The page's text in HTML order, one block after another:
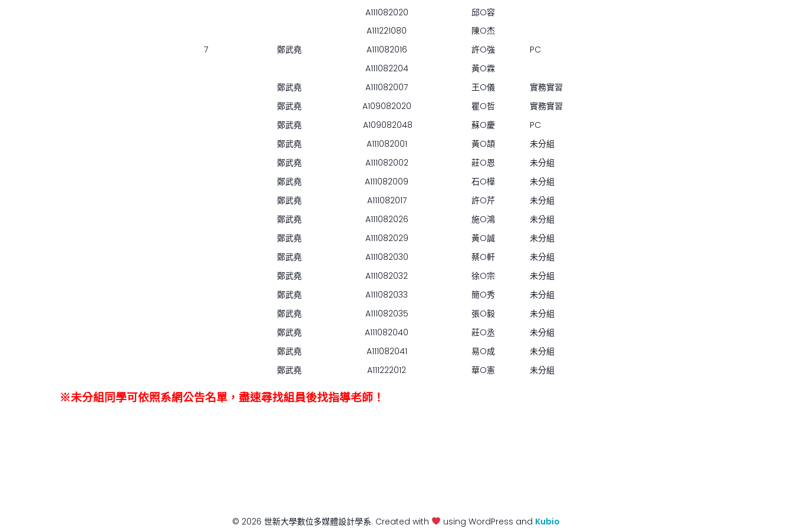
A111082020
邱O容
7 鄭武堯
A111221080
陳O杰
PC
A111082016
許O強
A111082204
黃O霖
鄭武堯
A111082007 王O儀
實務實習
鄭武堯
A109082020 瞿O哲
實務實習
鄭武堯
A109082048 蘇O慶
PC
鄭武堯
A111082001 黃O頡
未分組
鄭武堯
A111082002 莊O恩
未分組
鄭武堯
A111082009 石O樺
未分組
鄭武堯
A111082017 許O芹
未分組
鄭武堯
A111082026 施O鴻
未分組
鄭武堯
A111082029 黃O誠
未分組
鄭武堯
A111082030 蔡O軒
未分組
鄭武堯
A111082032 徐O宗
未分組
鄭武堯
A111082033 簡O秀
未分組
鄭武堯
A111082035 張O毅
未分組
鄭武堯
A111082040 莊O丞
未分組
鄭武堯
A111082041 易O成
未分組
鄭武堯
A111222012 華O憲 未分組
※未分組同學可依照系網公告名單，盡速尋找組員後找指導老師！
© 2026 世新大學數位多媒體設計學系. Created with using WordPress and Kubio